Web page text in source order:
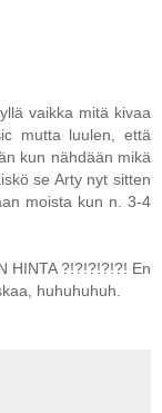
vaikka mitä kivaa
mutta luulen, että
kun nähdään mikä
se Arty nyt sitten
moista kun n. 3-4
HINTA ?!?!?!?!?! En
huhuhuhuh.